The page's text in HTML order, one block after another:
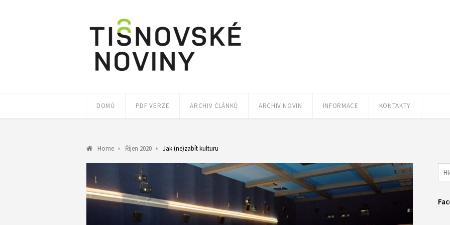
DOMŮ PDF VERZE ARCHIV ČLÁNKŮ ARCHIV NOVIN INFORMACE KONTAKTY
Home Říjen 2020 Jak (ne)zabít kulturu